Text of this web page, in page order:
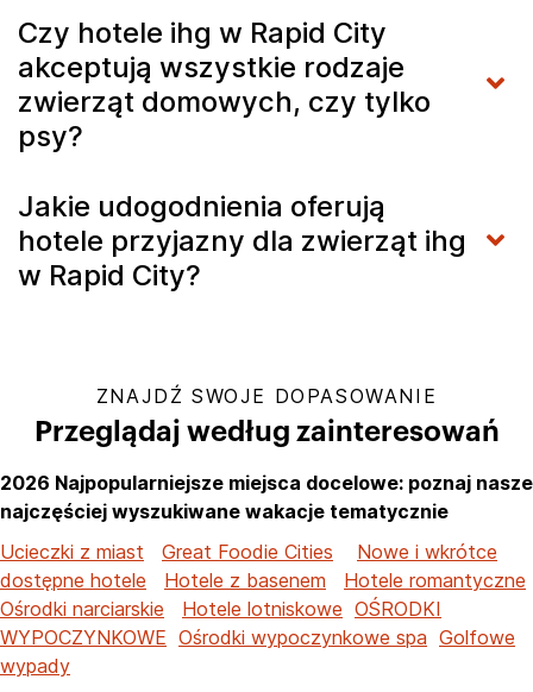
Czy hotele ihg w Rapid City
akceptują wszystkie rodzaje
zwierząt domowych, czy tylko
psy?
Jakie udogodnienia oferują
hotele przyjazny dla zwierząt ihg
w Rapid City?
ZNAJDŹ SWOJE DOPASOWANIE
Przeglądaj według zainteresowań
2026 Najpopularniejsze miejsca docelowe: poznaj nasze
najczęściej wyszukiwane wakacje tematycznie
Ucieczki z miast
Great Foodie Cities
Nowe i wkrótce
dostępne hotele
Hotele z basenem
Hotele romantyczne
Ośrodki narciarskie
Hotele lotniskowe OŚRODKI
WYPOCZYNKOWE Ośrodki wypoczynkowe spa Golfowe
wypady